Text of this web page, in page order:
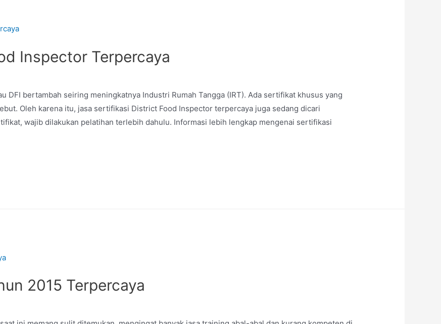
Inspector Terpercaya
DFI bertambah seiring meningkatnya Industri Rumah Tangga (IRT). Ada sertifikat khusus yang
Oleh karena itu, jasa sertifikasi District Food Inspector terpercaya juga sedang dicari
wajib dilakukan pelatihan terlebih dahulu. Informasi lebih lengkap mengenai sertifikasi
2015 Terpercaya